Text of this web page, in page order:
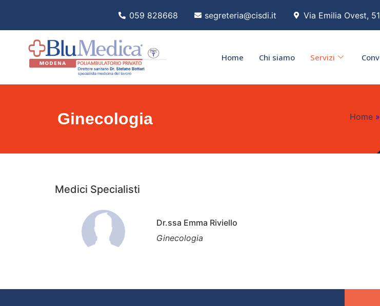
059 828668 segreteria@cisdi.it Via Emilia Ovest,
Home Chi siamo Servizi
Ginecologia Home »
Medici Specialisti
Dr.ssa Emma Riviello
Ginecologia